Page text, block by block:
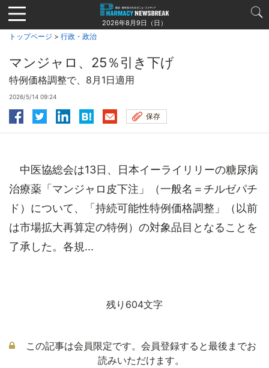
Jump
to
navigation
2026年8月9日（日）
トップページ > 行政・政治
マンジャロ、25％引き下げ
特例価格調整で、8月1日適用
2026/5/14 09:24
保存
中医協総会は13日、日本イーライリリーの糖尿病
治療薬「マンジャロ皮下注」（一般名＝チルゼパチ
ド）について、「持続可能性特例価格調整」（以前
は市場拡大再算定の特例）の対象品目となることを
了承した。各規...
残り604文字
この記事は会員限定です。会員登録すると最後までお
読みいただけます。